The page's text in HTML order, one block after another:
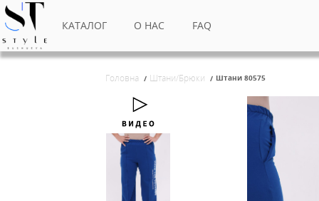
КАТАЛОГ О НАС
Головна Штани/Брюки / Штани